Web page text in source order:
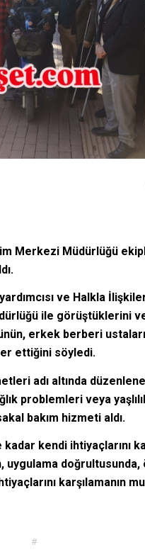
Merkezi Müdürlüğü
ve Halkla
ile görüştüklerini ve
erkek berberi
ettiğini söyledi.
adı altında
problemleri veya
bakım hizmeti aldı.
kendi ihtiyaçlarını
karşılamanın
#